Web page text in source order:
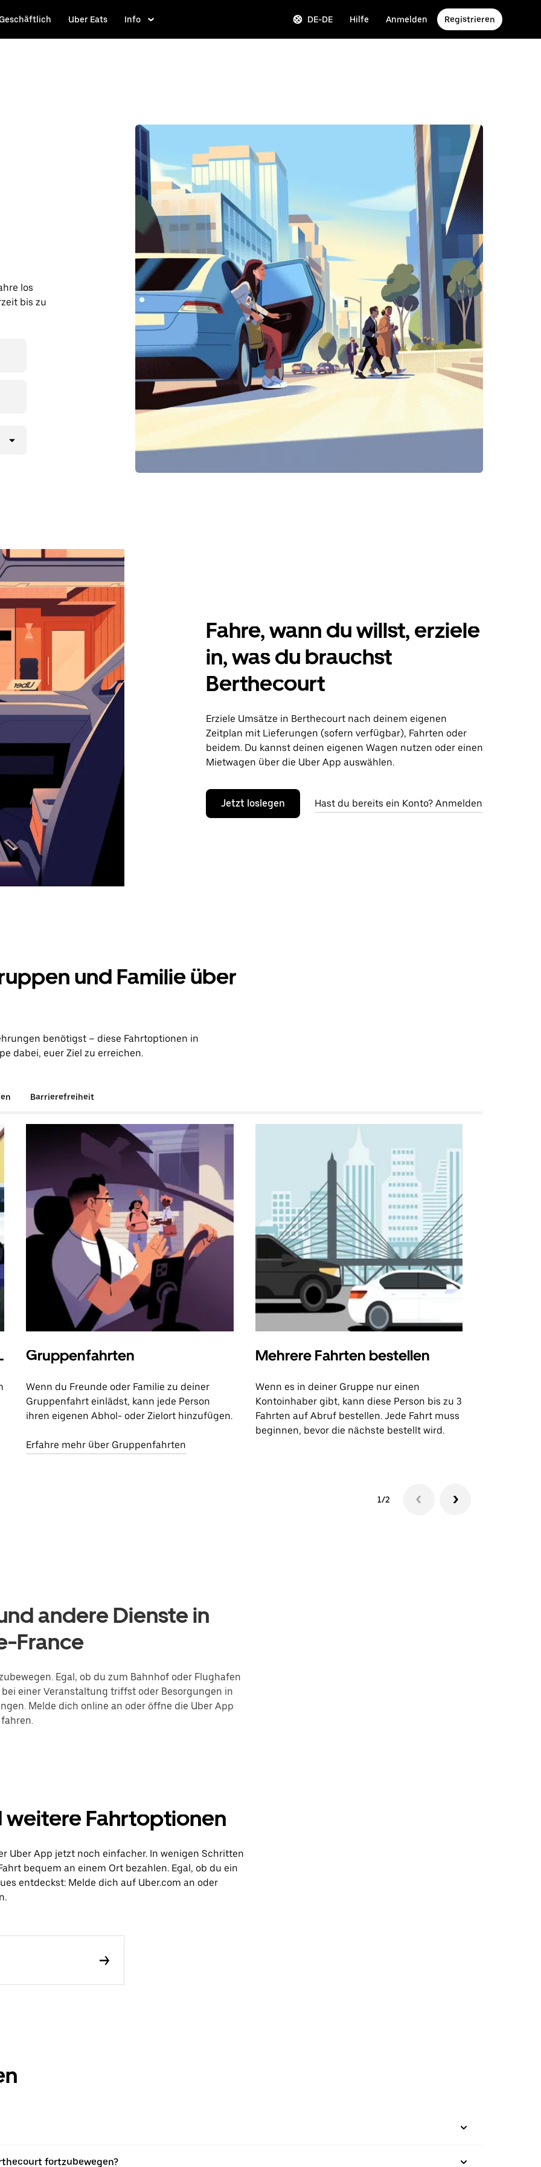
Uber Eats Info DE-DE Hilfe Anmelden Registrieren
los
bis zu
Fahre, wann du willst, erziele
in, was du brauchst
Berthecourt
Erziele Umsätze in Berthecourt nach deinem eigenen
Zeitplan mit Lieferungen (sofern verfügbar), Fahrten oder
beidem. Du kannst deinen eigenen Wagen nutzen oder einen
Mietwagen über die Uber App auswählen.
Jetzt loslegen Hast du bereits ein Konto? Anmelden
und Familie über
benötigst – diese Fahrtoptionen in
dabei, euer Ziel zu erreichen.
Barrierefreiheit
Gruppenfahrten
Wenn du Freunde oder Familie zu deiner
Gruppenfahrt einlädst, kann jede Person
ihren eigenen Abhol- oder Zielort hinzufügen.
Erfahre mehr über Gruppenfahrten
Mehrere Fahrten bestellen
Wenn es in deiner Gruppe nur einen
Kontoinhaber gibt, kann diese Person bis zu 3
Fahrten auf Abruf bestellen. Jede Fahrt muss
beginnen, bevor die nächste bestellt wird.
1/2
andere Dienste in
France
Egal, ob du zum Bahnhof oder Flughafen
einer Veranstaltung triffst oder Besorgungen in
Melde dich online an oder öffne die Uber App
weitere Fahrtoptionen
Uber App jetzt noch einfacher. In wenigen Schritten
bequem an einem Ort bezahlen. Egal, ob du ein
entdeckst: Melde dich auf Uber.com an oder
fortzubewegen?